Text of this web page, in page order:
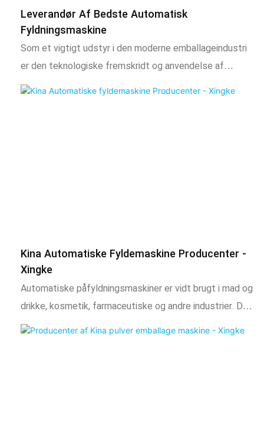
Leverandør Af Bedste Automatisk
Fyldningsmaskine
Som et vigtigt udstyr i den moderne emballageindustri
er den teknologiske fremskridt og anvendelse af
automatiske påfyldningsmaskiner af stor betydning for
Kina Automatiske Fyldemaskine Producenter -
Xingke
Automatiske påfyldningsmaskiner er vidt brugt i mad og
drikke, kosmetik, farmaceutiske og andre industrier. Det
kan nøjagtigt injicere produkter i forberedte containere,